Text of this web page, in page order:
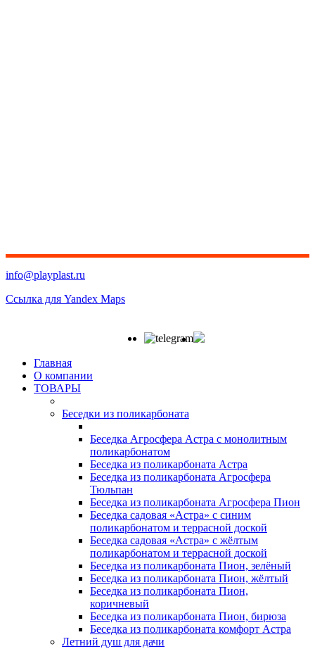
info@playplast.ru
Ссылка для Yandex Maps
Главная
О компании
ТОВАРЫ
Беседки из поликарбоната
Беседка Агросфера Астра с монолитным
поликарбонатом
Беседка из поликарбоната Астра
Беседка из поликарбоната Агросфера
Тюльпан
Беседка из поликарбоната Агросфера Пион
Беседка садовая «Астра» с синим
поликарбонатом и террасной доской
Беседка садовая «Астра» с жёлтым
поликарбонатом и террасной доской
Беседка из поликарбоната Пион, зелёный
Беседка из поликарбоната Пион, жёлтый
Беседка из поликарбоната Пион,
коричневый
Беседка из поликарбоната Пион, бирюза
Беседка из поликарбоната комфорт Астра
Летний душ для дачи